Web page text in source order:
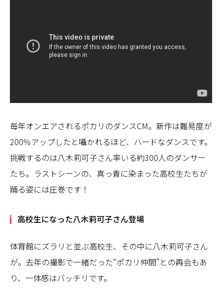
毎年オンエアされるポカリのダンスCM。新作は難易度が
200％アップしたと囁かれるほど、ハードなダンスです。
挑戦するのは八木莉可子さん率いる約300人のダンサー
たち。ラストシーンの、真っ青に染まった高校生たちが
踊る姿には圧巻です！
高校生になった八木莉可子さん登場
体育館にズラリと並ぶ高校生、その中に八木莉可子さん
が。去年の撮影で一緒だった“ポカリ仲間”との再会もあ
り、一体感はバッチリです。